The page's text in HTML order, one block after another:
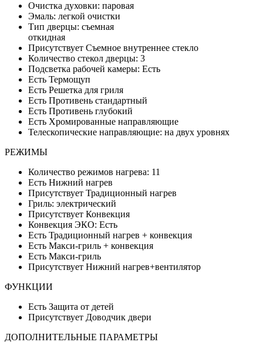
Очистка духовки: паровая
Эмаль: легкой очистки
Тип дверцы: съемная
откидная
Присутствует Съемное внутреннее стекло
Количество стекол дверцы: 3
Подсветка рабочей камеры: Есть
Есть Термощуп
Есть Решетка для гриля
Есть Противень стандартный
Есть Противень глубокий
Есть Хромированные направляющие
Телескопические направляющие: на двух уровнях
РЕЖИМЫ
Количество режимов нагрева: 11
Есть Нижний нагрев
Присутствует Традиционный нагрев
Гриль: электрический
Присутствует Конвекция
Конвекция ЭКО: Есть
Есть Традиционный нагрев + конвекция
Есть Макси-гриль + конвекция
Есть Макси-гриль
Присутствует Нижний нагрев+вентилятор
ФУНКЦИИ
Есть Защита от детей
Присутствует Доводчик двери
ДОПОЛНИТЕЛЬНЫЕ ПАРАМЕТРЫ